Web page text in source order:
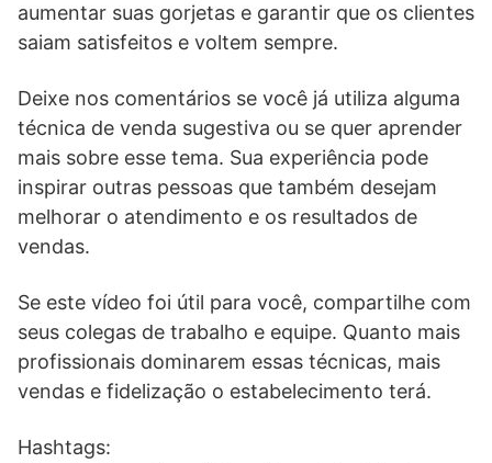
aumentar suas gorjetas e garantir que os clientes
saiam satisfeitos e voltem sempre.
Deixe nos comentários se você já utiliza alguma
técnica de venda sugestiva ou se quer aprender
mais sobre esse tema. Sua experiência pode
inspirar outras pessoas que também desejam
melhorar o atendimento e os resultados de
vendas.
Se este vídeo foi útil para você, compartilhe com
seus colegas de trabalho e equipe. Quanto mais
profissionais dominarem essas técnicas, mais
vendas e fidelização o estabelecimento terá.
Hashtags: